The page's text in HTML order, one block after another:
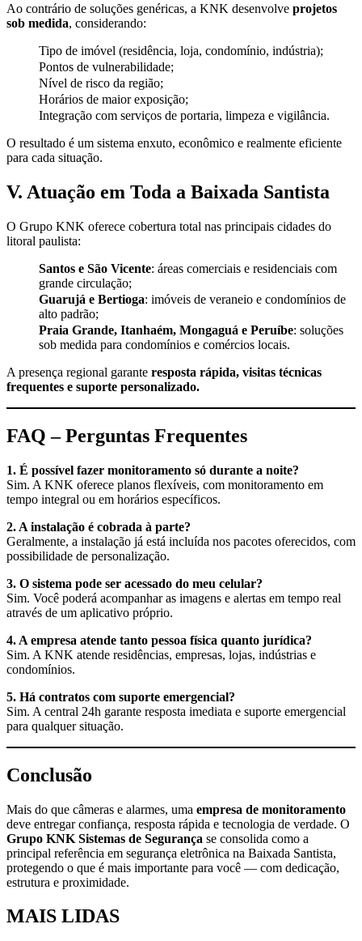
Ao contrário de soluções genéricas, a KNK desenvolve projetos
sob medida, considerando:
Tipo de imóvel (residência, loja, condomínio, indústria);
Pontos de vulnerabilidade;
Nível de risco da região;
Horários de maior exposição;
Integração com serviços de portaria, limpeza e vigilância.
O resultado é um sistema enxuto, econômico e realmente eficiente
para cada situação.
V. Atuação em Toda a Baixada Santista
O Grupo KNK oferece cobertura total nas principais cidades do
litoral paulista:
Santos e São Vicente: áreas comerciais e residenciais com
grande circulação;
Guarujá e Bertioga: imóveis de veraneio e condomínios de
alto padrão;
Praia Grande, Itanhaém, Mongaguá e Peruíbe: soluções
sob medida para condomínios e comércios locais.
A presença regional garante resposta rápida, visitas técnicas
frequentes e suporte personalizado.
FAQ – Perguntas Frequentes
1. É possível fazer monitoramento só durante a noite?
Sim. A KNK oferece planos flexíveis, com monitoramento em
tempo integral ou em horários específicos.
2. A instalação é cobrada à parte?
Geralmente, a instalação já está incluída nos pacotes oferecidos, com
possibilidade de personalização.
3. O sistema pode ser acessado do meu celular?
Sim. Você poderá acompanhar as imagens e alertas em tempo real
através de um aplicativo próprio.
4. A empresa atende tanto pessoa física quanto jurídica?
Sim. A KNK atende residências, empresas, lojas, indústrias e
condomínios.
5. Há contratos com suporte emergencial?
Sim. A central 24h garante resposta imediata e suporte emergencial
para qualquer situação.
Conclusão
Mais do que câmeras e alarmes, uma empresa de monitoramento
deve entregar confiança, resposta rápida e tecnologia de verdade. O
Grupo KNK Sistemas de Segurança se consolida como a
principal referência em segurança eletrônica na Baixada Santista,
protegendo o que é mais importante para você — com dedicação,
estrutura e proximidade.
MAIS LIDAS